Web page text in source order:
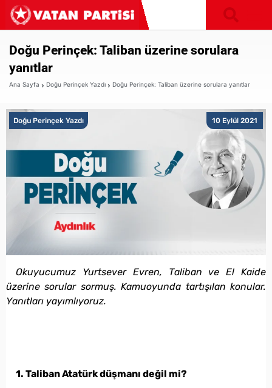
Doğu Perinçek: Taliban üzerine sorulara
yanıtlar
Ana Sayfa Doğu Perinçek Yazdı Doğu Perinçek: Taliban üzerine sorulara yanıtlar
10 Eylül 2021
Doğu Perinçek Yazdı
Okuyucumuz Yurtsever Evren, Taliban ve El Kaide
üzerine sorular sormuş. Kamuoyunda tartışılan konular.
Yanıtları yayımlıyoruz.
1. Taliban Atatürk düşmanı değil mi?